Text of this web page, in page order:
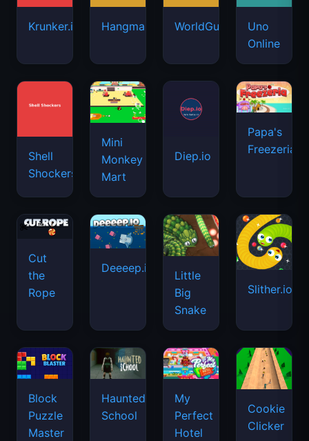
Krunker.io Hangman WorldGuessr
Uno
Online
Shell
Shockers
Mini
Monkey
Mart
Diep.io
Papa's
Freezeria
Cut
the
Rope
Deeeep.io
Little
Big
Snake
Slither.io
Block
Puzzle
Master
Haunted
School
My
Perfect
Hotel
Cookie
Clicker